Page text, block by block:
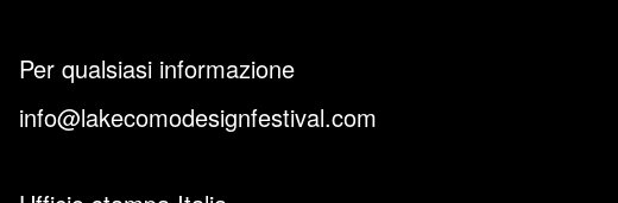
Per qualsiasi informazione
info@lakecomodesignfestival.com